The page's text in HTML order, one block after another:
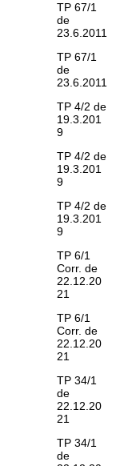
TP 67/1
de
23.6.2011
TP 67/1
de
23.6.2011
TP 4/2 de
19.3.201
9
TP 4/2 de
19.3.201
9
TP 4/2 de
19.3.201
9
TP 6/1
Corr. de
22.12.20
21
TP 6/1
Corr. de
22.12.20
21
TP 34/1
de
22.12.20
21
TP 34/1
de